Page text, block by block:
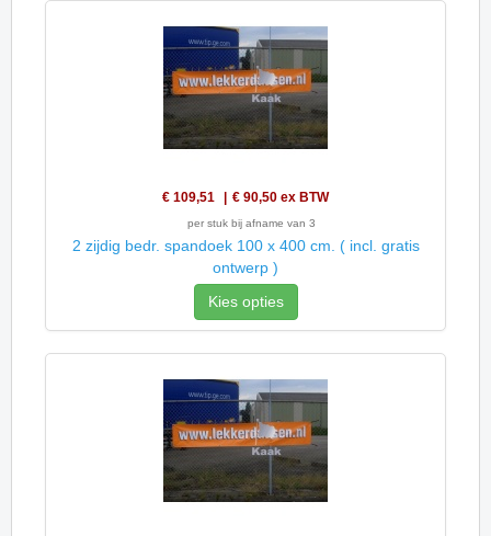
€ 109,51 € 90,50 ex BTW
per stuk bij afname van 3
2 zijdig bedr. spandoek 100 x 400 cm. ( incl. gratis
ontwerp )
Kies opties